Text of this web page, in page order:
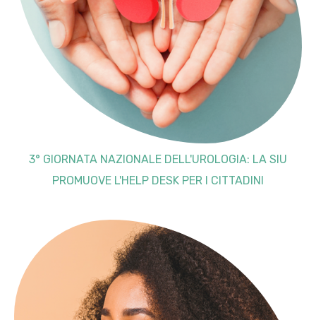
3° GIORNATA NAZIONALE DELL'UROLOGIA: LA SIU
PROMUOVE L'HELP DESK PER I CITTADINI